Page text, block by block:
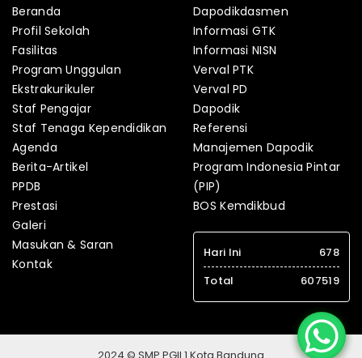
Beranda
Profil Sekolah
Fasilitas
Program Unggulan
Ekstrakurikuler
Staf Pengajar
Staf Tenaga Kependidikan
Agenda
Berita-Artikel
PPDB
Prestasi
Galeri
Masukan & Saran
Kontak
Dapodikdasmen
Informasi GTK
Informasi NISN
Verval PTK
Verval PD
Dapodik
Referensi
Manajemen Dapodik
Program Indonesia Pintar
(PIP)
BOS Kemdikbud
Hari Ini
678
Total
607519